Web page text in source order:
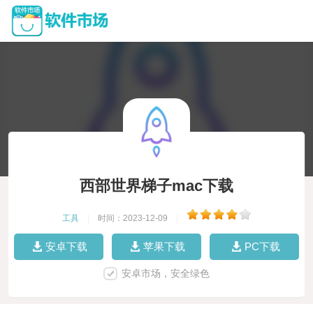
西部世界梯子mac下载
工具 时间：2023-12-09
安卓下载 苹果下载 PC下载
安卓市场，安全绿色